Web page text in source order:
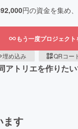
円の資金を集め、
もう一度プロジェク
埋め込み QRコー
トリエを作りた
ます